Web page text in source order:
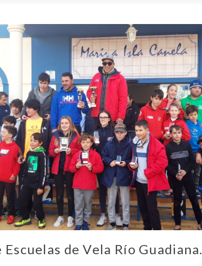
de Vela Río Guadiana.